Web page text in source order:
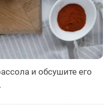
и обсушите его